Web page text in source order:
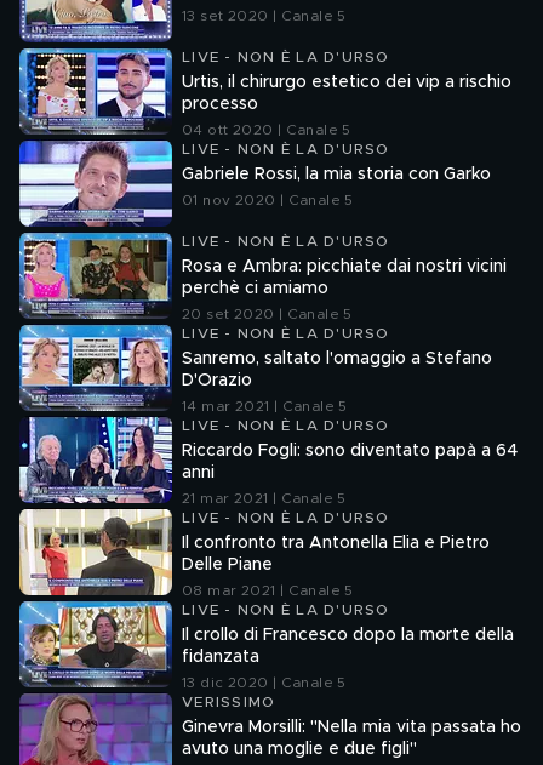
13 set 2020 | Canale 5
LIVE - NON È LA D'URSO
Urtis, il chirurgo estetico dei vip a rischio
processo
04 ott 2020 | Canale 5
LIVE - NON È LA D'URSO
Gabriele Rossi, la mia storia con Garko
01 nov 2020 | Canale 5
LIVE - NON È LA D'URSO
Rosa e Ambra: picchiate dai nostri vicini
perchè ci amiamo
20 set 2020 | Canale 5
LIVE - NON È LA D'URSO
Sanremo, saltato l'omaggio a Stefano
D'Orazio
14 mar 2021 | Canale 5
LIVE - NON È LA D'URSO
Riccardo Fogli: sono diventato papà a 64
anni
21 mar 2021 | Canale 5
LIVE - NON È LA D'URSO
Il confronto tra Antonella Elia e Pietro
Delle Piane
08 mar 2021 | Canale 5
LIVE - NON È LA D'URSO
Il crollo di Francesco dopo la morte della
fidanzata
13 dic 2020 | Canale 5
VERISSIMO
Ginevra Morsilli: "Nella mia vita passata ho
avuto una moglie e due figli"